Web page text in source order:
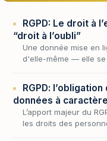
RGPD: Le droit à
“droit à l’oubli”
Une donnée mise en
d'elle-même — elle
protection…
RGPD:
données à
L’apport majeur du
les droits des